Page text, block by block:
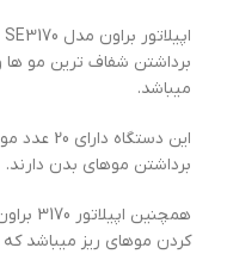
برداشتن شفاف ترین مو
میباشد.
این
برداشتن موهای بدن دارند.
کردن موهای ریز میباشد